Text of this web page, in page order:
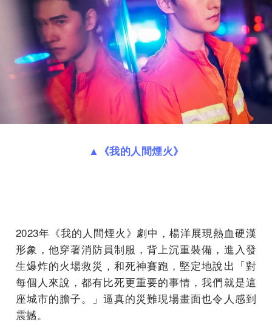
▲ 《我的人間煙火》
2023年《我的人間煙火》劇中，楊洋展現熱血硬漢
形象，他穿著消防員制服，背上沉重裝備，進入發
生爆炸的火場救災，和死神賽跑，堅定地說出「對
每個人來說，都有比死更重要的事情，我們就是這
座城市的膽子。」逼真的災難現場畫面也令人感到
震撼。